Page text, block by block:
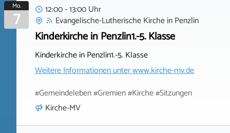
Mo.
7
12:00 - 13:00 Uhr
Evangelische-Lutherische KircheinPenzlin
Kinderkirche in Penzlin1.-5. Klasse
Kinderkirche in Penzlin1.-5. Klasse
Weitere Informationen unterwww.kirche-mv.de
#Gemeindeleben #Gremien #Kirche #Sitzungen
Kirche-MV